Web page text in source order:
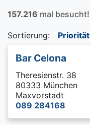
157.216 mal besucht!
Sortierung: Priorität
Bar Celona
Theresienstr. 38
80333 München
Maxvorstadt
089 284168